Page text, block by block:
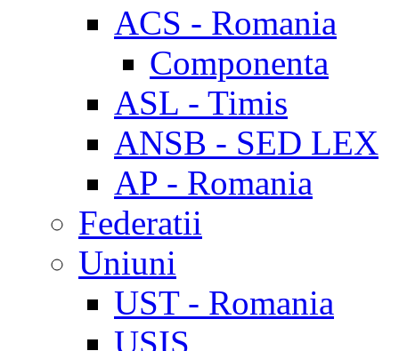
ACS - Romania
Componenta
ASL - Timis
ANSB - SED LEX
AP - Romania
Federatii
Uniuni
UST - Romania
USIS